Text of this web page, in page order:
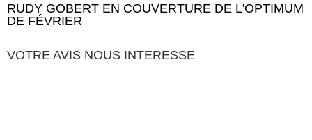
RUDY GOBERT EN COUVERTURE DE L'OPTIMUM
DE FÉVRIER
VOTRE AVIS NOUS INTERESSE